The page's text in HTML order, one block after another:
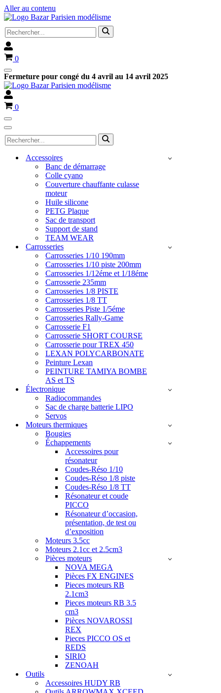
Aller au contenu
Rechercher...
Panier
0
Menu
de
navigation
Fermeture pour congé du 4 avril au 14 avril 2025
Panier
0
Menu
de
navigation
Menu
de
navigation
Rechercher...
Accessoires
Banc de démarrage
Colle cyano
Couverture chauffante culasse
moteur
Huile silicone
PETG Plaque
Sac de transport
Support de stand
TEAM WEAR
Carrosseries
Carrosseries 1/10 190mm
Carrosseries 1/10 piste 200mm
Carrosseries 1/12éme et 1/18éme
Carrosserie 235mm
Carrosseries 1/8 PISTE
Carrosseries 1/8 TT
Carrosseries Piste 1/5éme
Carrosseries Rally-Game
Carrosserie F1
Carrosserie SHORT COURSE
Carrosserie pour TREX 450
LEXAN POLYCARBONATE
Peinture Lexan
PEINTURE TAMIYA BOMBE
AS et TS
Électronique
Radiocommandes
Sac de charge batterie LIPO
Servos
Moteurs thermiques
Bougies
Échappements
Accessoires pour
résonateur
Coudes-Réso 1/10
Coudes-Réso 1/8 piste
Coudes-Réso 1/8 TT
Résonateur et coude
PICCO
Résonateur d’occasion,
présentation, de test ou
d’exposition
Moteurs 3.5cc
Moteurs 2.1cc et 2.5cm3
Pièces moteurs
NOVA MEGA
Pièces FX ENGINES
Pieces moteurs RB
2.1cm3
Pieces moteurs RB 3.5
cm3
Pièces NOVAROSSI
REX
Pieces PICCO OS et
REDS
SIRIO
ZENOAH
Outils
Accessoires HUDY RB